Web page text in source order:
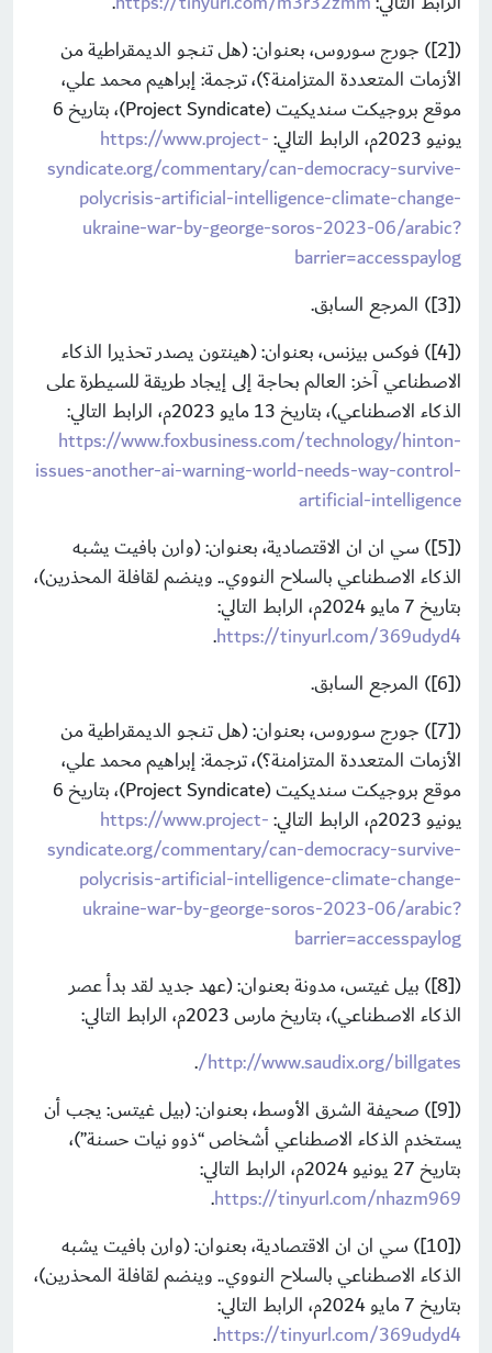
([2]) جورج سوروس، بعنوان: (هل تـنـجـو الديمقراطية من
الأزمات المتعددة المتزامنة؟)، ترجمة: إبراهيم محمد علي،
موقع بروجيكت سنديكيت (Project Syndicate)، بتاريخ 6
يونيو 2023م، الرابط التالي:
https://www.project-
syndicate.org/commentary/can-democracy-survive-
polycrisis-artificial-intelligence-climate-change-
ukraine-war-by-george-soros-2023-06/arabic?
barrier=accesspaylog
([3]) المرجع السابق.
([4]) فوكس بيزنس، بعنوان: (هينتون يصدر تحذيرا الذكاء
الاصطناعي آخر: العالم بحاجة إلى إيجاد طريقة للسيطرة على
الذكاء الاصطناعي)، بتاريخ 13 مايو 2023م، الرابط التالي:
https://www.foxbusiness.com/technology/hinton-
issues-another-ai-warning-world-needs-way-control-
artificial-intelligence
([5]) سي ان ان الاقتصادية، بعنوان: (وارن بافيت يشبه
الذكاء الاصطناعي بالسلاح النووي.. وينضم لقافلة المحذرين)،
بتاريخ 7 مايو 2024م، الرابط التالي:
https://tinyurl.com/369udyd4
.
([6]) المرجع السابق.
([7]) جورج سوروس، بعنوان: (هل تـنـجـو الديمقراطية من
الأزمات المتعددة المتزامنة؟)، ترجمة: إبراهيم محمد علي،
موقع بروجيكت سنديكيت (Project Syndicate)، بتاريخ 6
يونيو 2023م، الرابط التالي:
https://www.project-
syndicate.org/commentary/can-democracy-survive-
polycrisis-artificial-intelligence-climate-change-
ukraine-war-by-george-soros-2023-06/arabic?
barrier=accesspaylog
([8]) بيل غيتس، مدونة بعنوان: (عهد جديد لقد بدأ عصر
الذكاء الاصطناعي)، بتاريخ مارس 2023م، الرابط التالي:
http://www.saudix.org/billgates/
.
([9]) صحيفة الشرق الأوسط، بعنوان: (بيل غيتس: يجب أن
يستخدم الذكاء الاصطناعي أشخاص “ذوو نيات حسنة”)،
بتاريخ 27 يونيو 2024م، الرابط التالي:
https://tinyurl.com/nhazm969
.
([10]) سي ان ان الاقتصادية، بعنوان: (وارن بافيت يشبه
الذكاء الاصطناعي بالسلاح النووي.. وينضم لقافلة المحذرين)،
بتاريخ 7 مايو 2024م، الرابط التالي:
https://tinyurl.com/369udyd4
.